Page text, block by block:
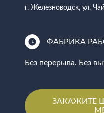
г. Железноводск, ул.
ФАБРИКА
Без перерыва. Без
ЗАКАЖИТЕ